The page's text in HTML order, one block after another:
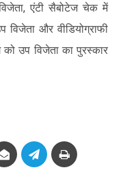
एंटी सैबोटेज चेक में
विजेता और वीडियोग्राफी
को उप विजेता का पुरस्कार